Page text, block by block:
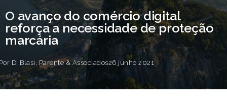
O avanço do comércio digital
reforça a necessidade de proteção
marcária
Di Blasi, Parente & Associados26 junho 2021